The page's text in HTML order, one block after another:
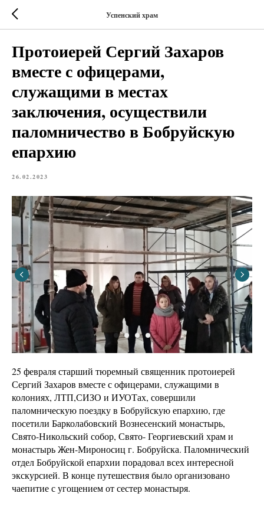
Успенский храм
Протоиерей Сергий Захаров
вместе с офицерами,
служащими в местах
заключения, осуществили
паломничество в Бобруйскую
епархию
26.02.2023
25 февраля старший тюремный священник протоиерей
Сергий Захаров вместе с офицерами, служащими в
колониях, ЛТП,СИЗО и ИУОТах, совершили
паломническую поездку в Бобруйскую епархию, где
посетили Барколабовский Вознесенский монастырь,
Свято-Никольский собор, Свято- Георгиевский храм и
монастырь Жен-Мироносиц г. Бобруйска. Паломнический
отдел Бобруйской епархии порадовал всех интересной
экскурсией. В конце путешествия было организовано
чаепитие с угощением от сестер монастыря.